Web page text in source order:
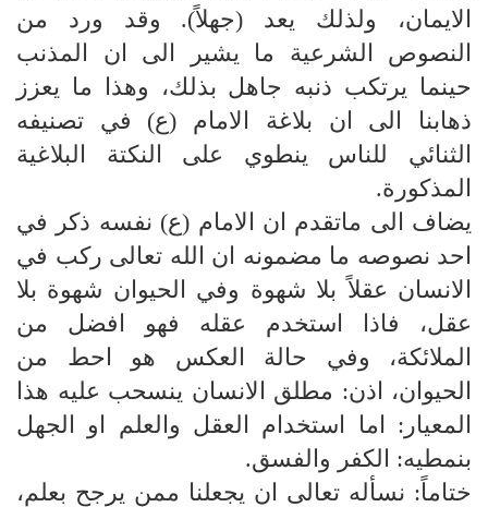
الايمان، ولذلك يعد (جهلاً). وقد ورد من
النصوص الشرعية ما يشير الى ان المذنب
حينما يرتكب ذنبه جاهل بذلك، وهذا ما يعزز
ذهابنا الى ان بلاغة الامام (ع) في تصنيفه
الثنائي للناس ينطوي على النكتة البلاغية
المذكورة.
يضاف الى ماتقدم ان الامام (ع) نفسه ذكر في
احد نصوصه ما مضمونه ان الله تعالى ركب في
الانسان عقلاً بلا شهوة وفي الحيوان شهوة بلا
عقل، فاذا استخدم عقله فهو افضل من
الملائكة، وفي حالة العكس هو احط من
الحيوان، اذن: مطلق الانسان ينسحب عليه هذا
المعيار: اما استخدام العقل والعلم او الجهل
بنمطيه: الكفر والفسق.
ختاماً: نسأله تعالى ان يجعلنا ممن يرجح بعلم،